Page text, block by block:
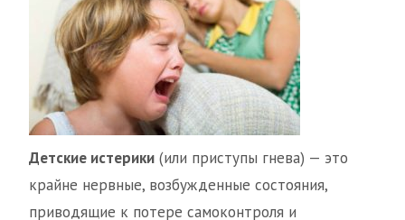
Детские истерики (или приступы гнева) — это
крайне нервные, возбужденные состояния,
приводящие к потере самоконтроля и